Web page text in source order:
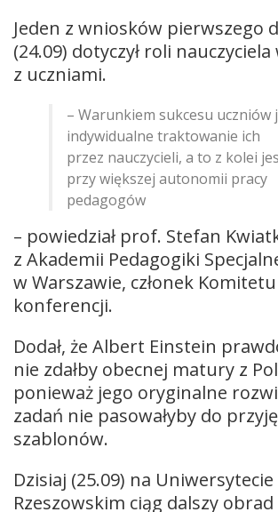
Jeden z wniosków pierwszego
(24.09) dotyczył roli
z uczniami.
– Warunkiem sukcesu uczniów
indywidualne traktowanie ich
przez nauczycieli, a to z kolei
przy większej autonomii pracy
pedagogów
– powiedział prof. Stefan
z Akademii Pedagogiki
w Warszawie, członek
konferencji.
Dodał, że Albert Einstein
nie zdałby obecnej matury z
ponieważ jego oryginalne
zadań nie pasowałyby do
szablonów.
Dzisiaj (25.09) na Uniwersytecie
Rzeszowskim ciąg dalszy